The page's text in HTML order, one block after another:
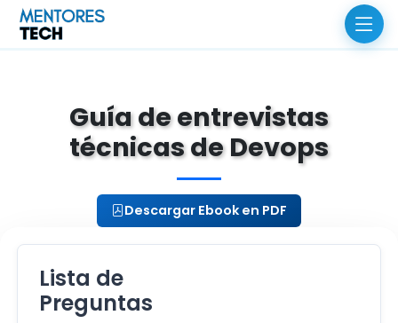
Guía de entrevistas
técnicas de Devops
Descargar Ebook en PDF
Lista de
Preguntas